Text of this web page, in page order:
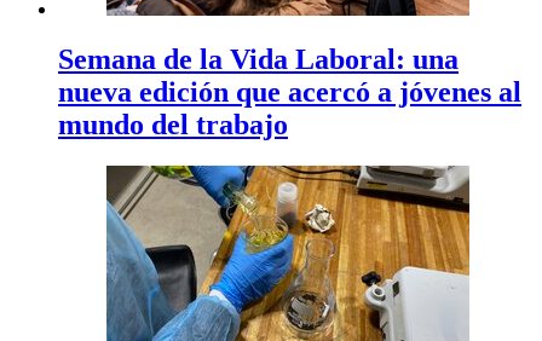
Semana de la Vida Laboral: una
nueva edición que acercó a jóvenes al
mundo del trabajo